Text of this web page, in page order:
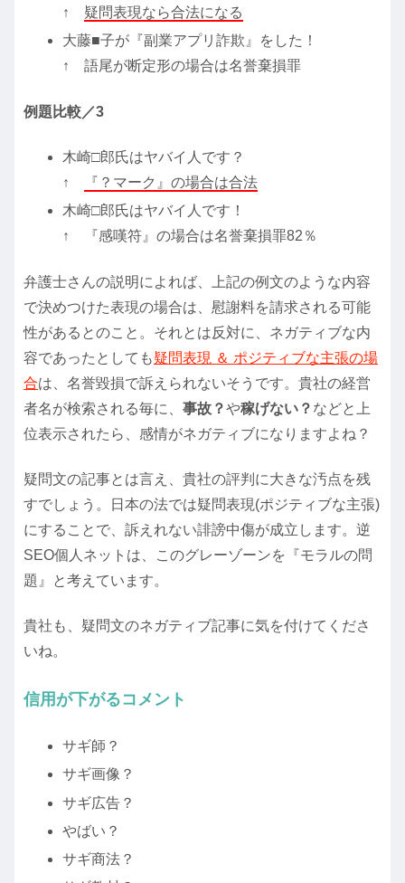
↑ 疑問表現なら合法になる
大藤■子が『副業アプリ詐欺』をした！
↑ 語尾が断定形の場合は名誉棄損罪
例題比較／3
木崎□郎氏はヤバイ人です？
↑
『？マーク』の場合は合法
木崎□郎氏はヤバイ人です！
↑ 『感嘆符』の場合は名誉棄損罪82％
弁護士さんの説明によれば、上記の例文のような内容
で決めつけた表現の場合は、慰謝料を請求される可能
性があるとのこと。それとは反対に、ネガティブな内
容であったとしても疑問表現 ＆ ポジティブな主張の場
合は、名誉毀損で訴えられないそうです。貴社の経営
者名が検索される毎に、 事故？や稼げない？ などと上
位表示されたら、感情がネガティブになりますよね？
疑問文の記事とは言え、貴社の評判に大きな汚点を残
すでしょう。日本の法では疑問表現(ポジティブな主張)
にすることで、訴えれない誹謗中傷が成立します。逆
SEO個人ネットは、このグレーゾーンを『モラルの問
題』と考えています。
貴社も、疑問文のネガティブ記事に気を付けてくださ
いね。
信用が下がるコメント
サギ師？
サギ画像？
サギ広告？
やばい？
サギ商法？